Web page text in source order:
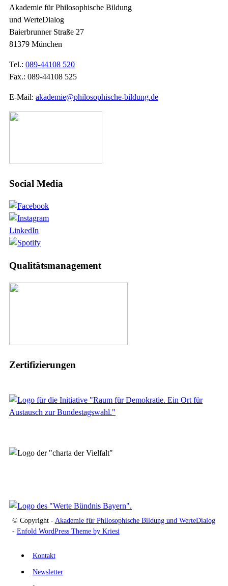
Akademie für Philosophische Bildung
und WerteDialog
Baierbrunner Straße 27
81379 München
Tel.: 089-44108 520
Fax.: 089-44108 525
E-Mail: akademie@philosophische-bildung.de
Social Media
LinkedIn
Qualitätsmanagement
Zertifizierungen
© Copyright - Akademie für Philosophische Bildung und WerteDialog
- Enfold WordPress Theme by Kriesi
Kontakt
Newsletter